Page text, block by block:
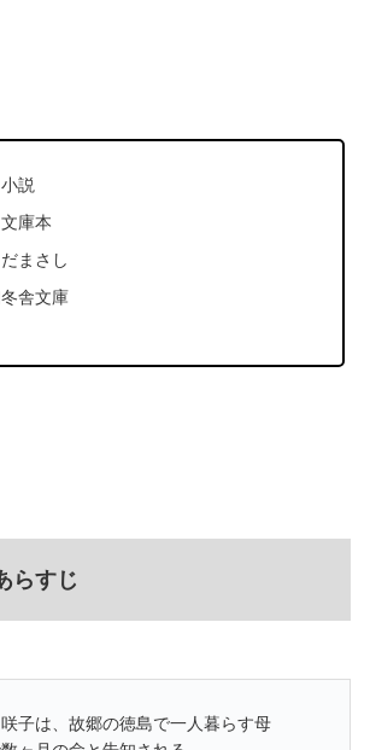
説
庫本
まさし
舎文庫
らすじ
子は、故郷の徳島で一人暮らす母